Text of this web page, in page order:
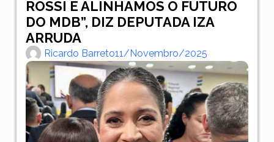
ROSSI E ALINHAMOS O FUTURO
DO MDB”, DIZ DEPUTADA IZA
ARRUDA
Ricardo Barreto11/novembro/2025